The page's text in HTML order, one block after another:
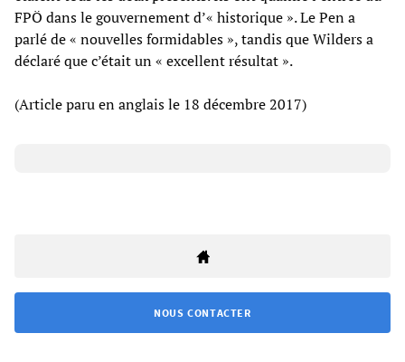
FPÖ dans le gouvernement d’« historique ». Le Pen a
parlé de « nouvelles formidables », tandis que Wilders a
déclaré que c’était un « excellent résultat ».
(Article paru en anglais le 18 décembre 2017)
NOUS CONTACTER